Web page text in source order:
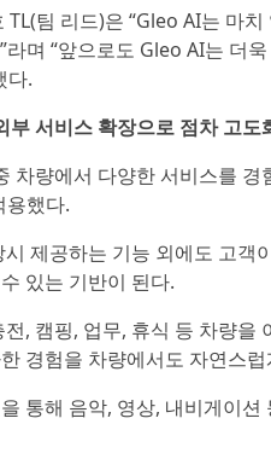
팀 리드)은 “Gleo AI는 마
며 “앞으로도 Gleo AI는 더
다.
부 서비스 확장으로 점차 고도
차량에서 다양한 서비스를
용했다.
제공하는 기능 외에도 고
있는 기반이 된다.
, 캠핑, 업무, 휴식 등 차량
경험을 차량에서도 자연스
통해 음악, 영상, 내비게이